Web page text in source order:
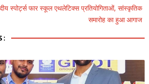
स्पोर्ट्स फार स्कूल एथलेटिक्स प्रतियोगिताओं, सांस्कृतिक
समारोह का हुआ आगाज